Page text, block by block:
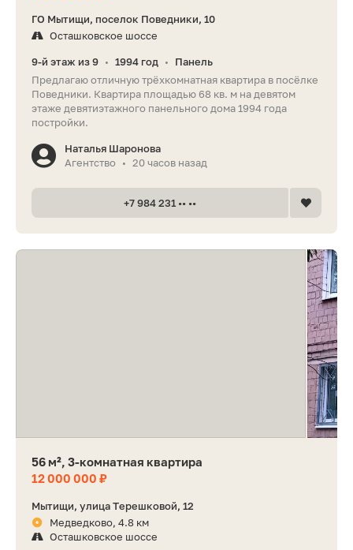
ГО Мытищи, поселок Поведники, 10
Осташковское шоссе
9-й этаж из 9 • 1994 год •
Панель
Предлагаю отличную трёхкомнатная квартира в посёлке
Поведники. Квартира площадью 68 кв. м на девятом
этаже девятиэтажного панельного дома 1994 года
постройки.
Наталья Шаронова
Агентство
• 20 часов назад
+7 984 231 •• ••
56 м², 3-комнатная квартира
12 000 000 ₽
Мытищи, улица Терешковой, 12
Медведково, 4.8 км
Осташковское шоссе